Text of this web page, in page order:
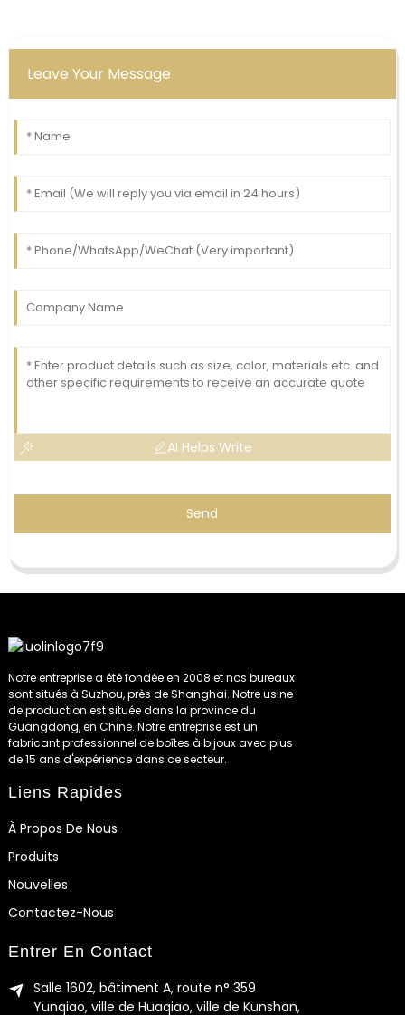
Leave Your Message
AI Helps Write
Send
Notre entreprise a été fondée en 2008 et nos bureaux
sont situés à Suzhou, près de Shanghai. Notre usine
de production est située dans la province du
Guangdong, en Chine. Notre entreprise est un
fabricant professionnel de boîtes à bijoux avec plus
de 15 ans d'expérience dans ce secteur.
Liens Rapides
À Propos De Nous
Produits
Nouvelles
Contactez-Nous
Entrer En Contact
Salle 1602, bâtiment A, route n° 359
Yunqiao, ville de Huaqiao, ville de Kunshan,